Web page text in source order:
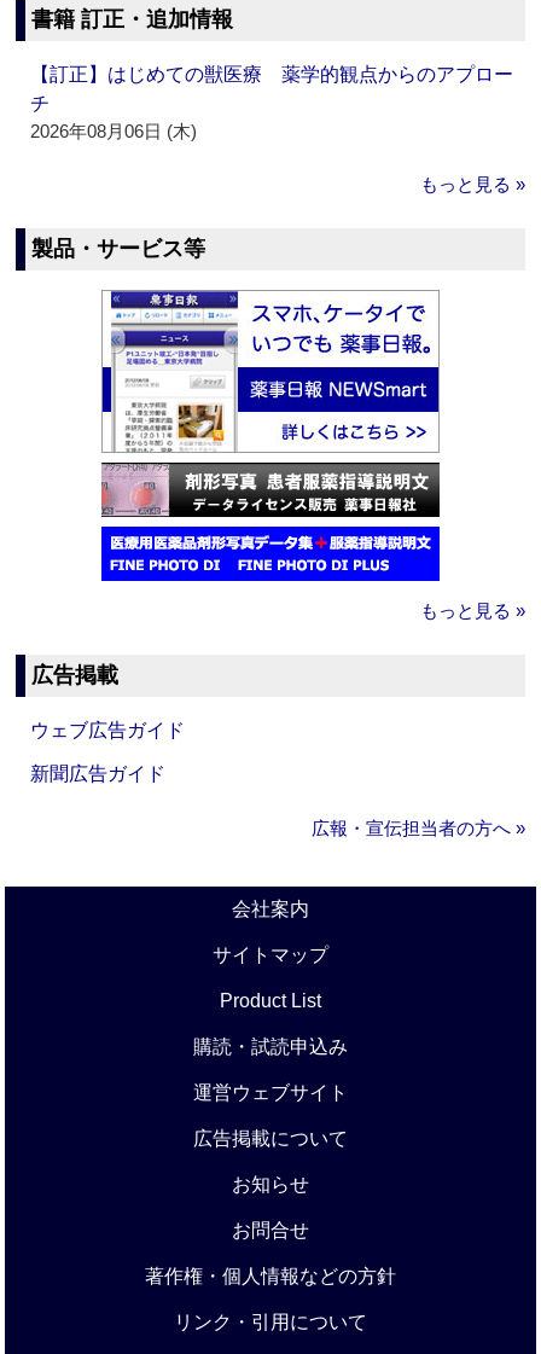
書籍 訂正・追加情報
【訂正】はじめての獣医療 薬学的観点からのアプロー
チ
2026年08月06日 (木)
もっと見る »
製品・サービス等
もっと見る »
広告掲載
ウェブ広告ガイド
新聞広告ガイド
広報・宣伝担当者の方へ »
会社案内
サイトマップ
Product List
購読・試読申込み
運営ウェブサイト
広告掲載について
お知らせ
お問合せ
著作権・個人情報などの方針
リンク・引用について